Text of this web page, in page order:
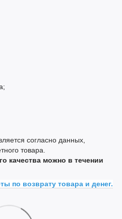
согласно данных,
товара.
качества можно в течении
по возврату товара и денег.